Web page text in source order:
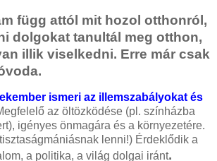
függ attól mit hozol otthonról,
dolgokat tanultál meg otthon,
illik viselkedni. Erre már csak
ismeri az illemszabályokat és
az öltözködése (pl. színházba
igényes önmagára és a környezetére.
lenni!) Érdeklődik a
a politika, a világ dolgai iránt.